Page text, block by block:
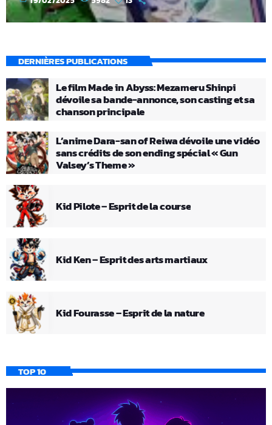
DERNIÈRES PUBLICATIONS
Le film Made in Abyss: Mezameru Shinpi
dévoile sa bande-annonce, son casting et sa
chanson principale
L’anime Dara-san of Reiwa dévoile une vidéo
sans crédits de son ending spécial « Gun
Valsey’s Theme »
Kid Pilote – Esprit de la course
Kid Ken – Esprit des arts martiaux
Kid Fourasse – Esprit de la nature
TOP 10